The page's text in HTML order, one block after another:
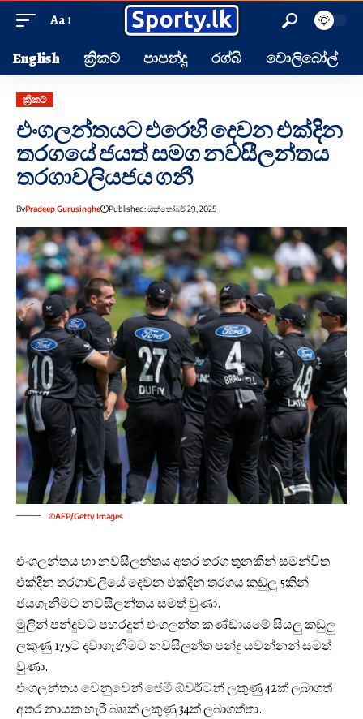
Aa
English ක්‍රිකට් පාපන්දු රග්බි වොලිබෝල්
ක්‍රිකට්
එංගලන්තයට එරෙහි දෙවන එක්දින
තරගයේ ජයත් සමග නවසීලන්තය
තරගාවලියජය ගනී
ByPradeep Gurusinghe Published: ඔක්තෝබර් 29, 2025
©AFP/Getty Images
එංගලන්තය හා නවසීලන්තය අතර තරග තුනකින් සමන්විත
එක්දින තරගාවලියේ දෙවන එක්දින තරගය කඩුලු 5කින්
ජයගැනීමට නවසීලන්තය සමත් වුණා.
මුලින් පන්දුවට පහරදුන් එංගලන්ත කණ්ඩායමේ සියලු කඩුලු
ලකුණු 175ට දවාගැනීමට නවසීලන්ත පන්දු යවන්නන් සමත්
වුණා.
එංගලන්තය වෙනුවෙන් ජෙමී ඕවර්ටන් ලකුණු 42ක් ලබාගත්
අතර නායක හැරී බෲක් ලකුණු 34ක් ලබාගත්තා.